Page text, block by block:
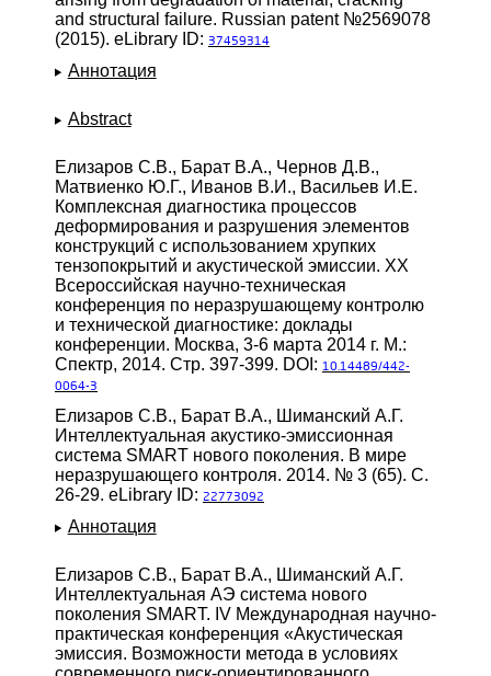
and structural failure. Russian patent №2569078
(2015). eLibrary ID: 37459314
Аннотация
Abstract
Елизаров С.В., Барат В.А., Чернов Д.В.,
Матвиенко Ю.Г., Иванов В.И., Васильев И.Е.
Комплексная диагностика процессов
деформирования и разрушения элементов
конструкций с использованием хрупких
тензопокрытий и акустической эмиссии. XX
Всероссийская научно-техническая
конференция по неразрушающему контролю
и технической диагностике: доклады
конференции. Москва, 3-6 марта 2014 г. М.:
Спектр, 2014. Стр. 397-399. DOI: 10.14489/442-
0064-3
Елизаров С.В., Барат В.А., Шиманский А.Г.
Интеллектуальная акустико-эмиссионная
система SMART нового поколения. В мире
неразрушающего контроля. 2014. № 3 (65). С.
26-29. eLibrary ID: 22773092
Аннотация
Елизаров С.В., Барат В.А., Шиманский А.Г.
Интеллектуальная АЭ система нового
поколения SMART. IV Международная научно-
практическая конференция «Акустическая
эмиссия. Возможности метода в условиях